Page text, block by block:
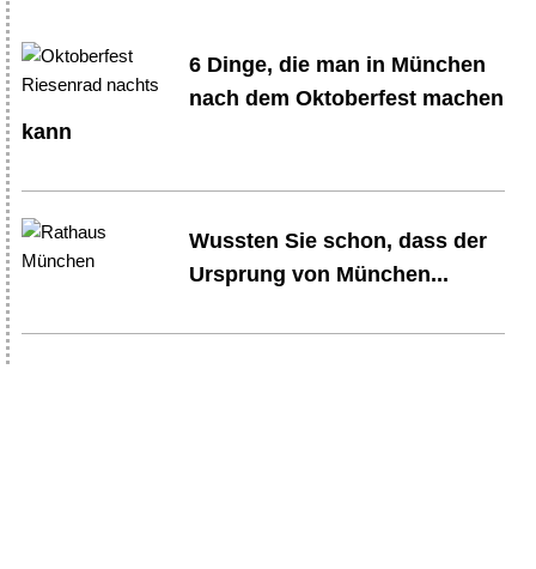
6 Dinge, die man in München
nach dem Oktoberfest machen
kann
Wussten Sie schon, dass der
Ursprung von München...